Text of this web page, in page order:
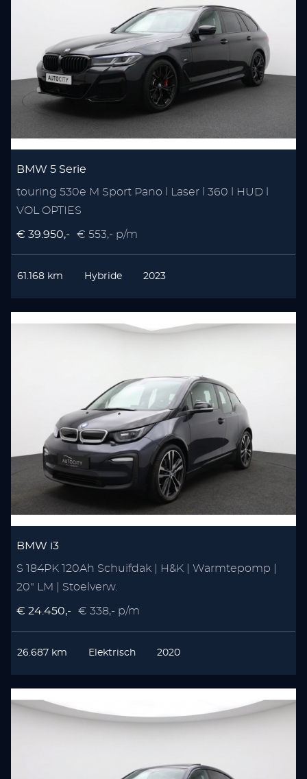
BMW 5 Serie
touring 530e M Sport Pano l Laser l 360 l HUD l
VOL OPTIES
€ 39.950,- € 553,- p/m
61.168 km Hybride 2023
BMW i3
S 184PK 120Ah Schuifdak | H&K | Warmtepomp |
20" LM | Stoelverw.
€ 24.450,- € 338,- p/m
26.687 km Elektrisch 2020